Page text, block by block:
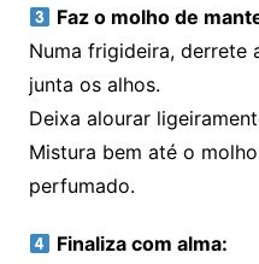
Faz o molho de
Numa frigideira, derrete
junta os alhos.
Deixa alourar
Mistura bem até o
perfumado.
Finaliza com alma: